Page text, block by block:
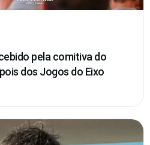
pela comitiva do
dos Jogos do Eixo